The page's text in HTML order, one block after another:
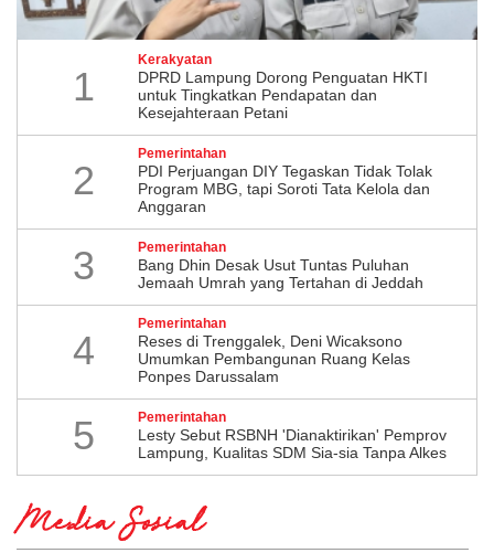
1
Kerakyatan
DPRD Lampung Dorong Penguatan HKTI
untuk Tingkatkan Pendapatan dan
Kesejahteraan Petani
2
Pemerintahan
PDI Perjuangan DIY Tegaskan Tidak Tolak
Program MBG, tapi Soroti Tata Kelola dan
Anggaran
3 Pemerintahan
Bang Dhin Desak Usut Tuntas Puluhan
Jemaah Umrah yang Tertahan di Jeddah
4
Pemerintahan
​Reses di Trenggalek, Deni Wicaksono
Umumkan Pembangunan Ruang Kelas
Ponpes Darussalam
5 Pemerintahan
Lesty Sebut RSBNH 'Dianaktirikan' Pemprov
Lampung, Kualitas SDM Sia-sia Tanpa Alkes
Media Sosial